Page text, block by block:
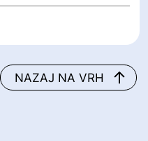
NAZAJ NA VRH